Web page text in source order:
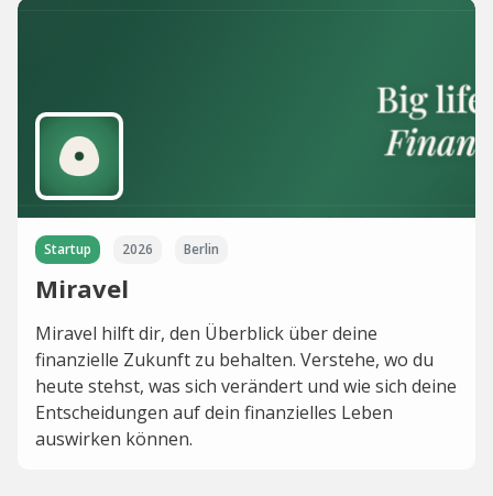
Startup 2026 Berlin
Miravel
Miravel hilft dir, den Überblick über deine
finanzielle Zukunft zu behalten. Verstehe, wo du
heute stehst, was sich verändert und wie sich deine
Entscheidungen auf dein finanzielles Leben
auswirken können.